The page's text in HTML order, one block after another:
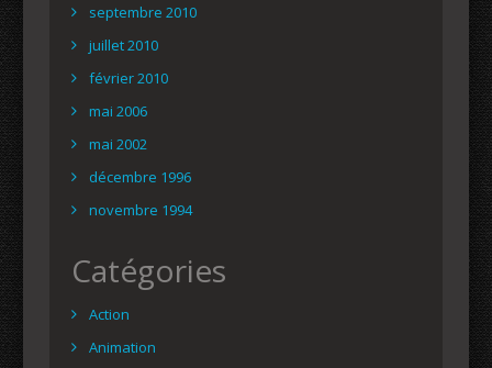
septembre 2010
juillet 2010
février 2010
mai 2006
mai 2002
décembre 1996
novembre 1994
Catégories
Action
Animation